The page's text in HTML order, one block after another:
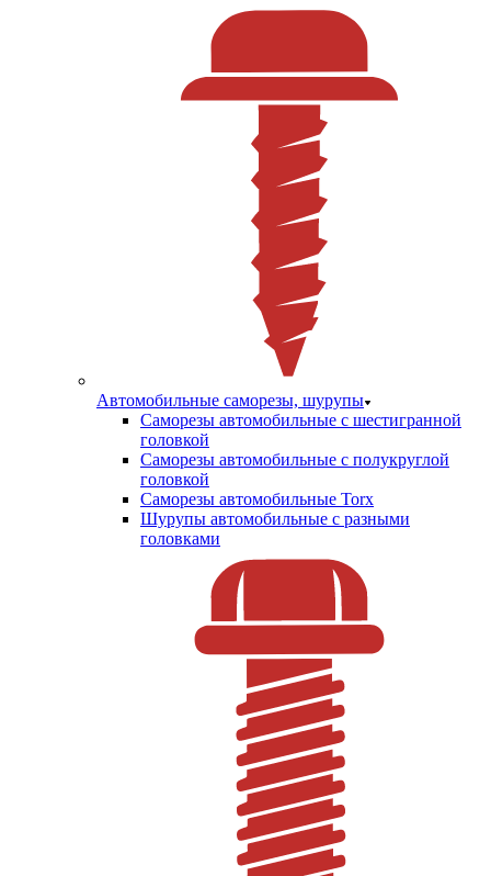
Автомобильные саморезы, шурупы
Саморезы автомобильные с шестигранной
головкой
Саморезы автомобильные с полукруглой
головкой
Саморезы автомобильные Torx
Шурупы автомобильные с разными
головками